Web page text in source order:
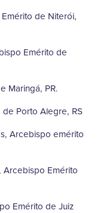
de Niterói,
Emérito de
Maringá, PR.
Porto Alegre, RS
Arcebispo emérito
Arcebispo Emérito
Emérito de Juiz